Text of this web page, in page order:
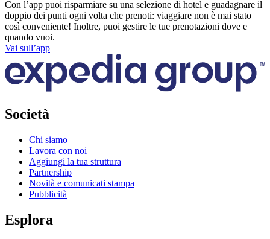
Con l’app puoi risparmiare su una selezione di hotel e guadagnare il
doppio dei punti ogni volta che prenoti: viaggiare non è mai stato
così conveniente! Inoltre, puoi gestire le tue prenotazioni dove e
quando vuoi.
Vai sull’app
Società
Chi siamo
Lavora con noi
Aggiungi la tua struttura
Partnership
Novità e comunicati stampa
Pubblicità
Esplora